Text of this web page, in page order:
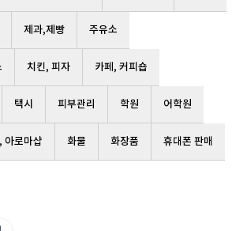
제과,제빵 주유소
치킨, 피자 카페, 커피숍
택시 피부관리 학원 어학원
아로마샵 화물 화장품 휴대폰 판매